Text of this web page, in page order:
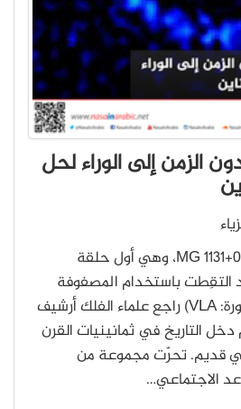
الزمن إلى الوراء لحل
صورة راديويّة لجرم MG 1131+0456، وهي أول حلقة
التقِطت باستخدام المصفوفة
بالغة الكبر. (حقوق الصورة: VLA) راجع علماء الفلك أرشيف
التاريخ في ثمانينيات القرن
قديم. تحرّت مجموعة من
الاجتماعي…